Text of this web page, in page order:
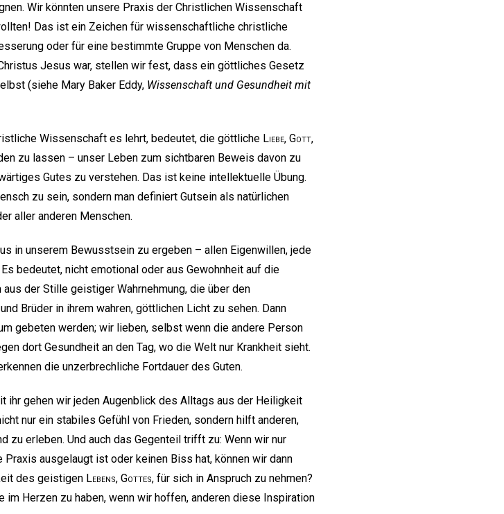
Wir könnten unsere Praxis der Christlichen Wissenschaft
Das ist ein Zeichen für wissenschaftliche christliche
oder für eine bestimmte Gruppe von Menschen da.
Jesus war, stellen wir fest, dass ein göttliches Gesetz
(siehe Mary Baker Eddy, Wissenschaft und Gesundheit mit
Wissenschaft es lehrt, bedeutet, die göttliche Liebe, Gott,
zu lassen – unser Leben zum sichtbaren Beweis davon zu
Gutes zu verstehen. Das ist keine intellektuelle Übung.
zu sein, sondern man definiert Gutsein als natürlichen
aller anderen Menschen.
in unserem Bewusstsein zu ergeben – allen Eigenwillen, jede
bedeutet, nicht emotional oder aus Gewohnheit auf die
der Stille geistiger Wahrnehmung, die über den
Brüder in ihrem wahren, göttlichen Licht zu sehen. Dann
gebeten werden; wir lieben, selbst wenn die andere Person
dort Gesundheit an den Tag, wo die Welt nur Krankheit sieht.
die unzerbrechliche Fortdauer des Guten.
gehen wir jeden Augenblick des Alltags aus der Heiligkeit
nur ein stabiles Gefühl von Frieden, sondern hilft anderen,
zu erleben. Und auch das Gegenteil trifft zu: Wenn wir nur
ausgelaugt ist oder keinen Biss hat, können wir dann
des geistigen Lebens, Gottes, für sich in Anspruch zu nehmen?
im Herzen zu haben, wenn wir hoffen, anderen diese Inspiration